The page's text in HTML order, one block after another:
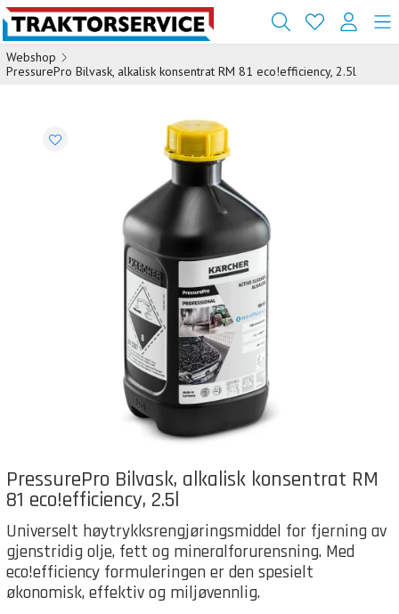
Webshop
PressurePro Bilvask, alkalisk konsentrat RM 81 eco!efficiency, 2.5l
PressurePro Bilvask, alkalisk konsentrat RM
81 eco!efficiency, 2.5l
Universelt høytrykksrengjøringsmiddel for fjerning av
gjenstridig olje, fett og mineralforurensning. Med
eco!efficiency formuleringen er den spesielt
økonomisk, effektiv og miljøvennlig.